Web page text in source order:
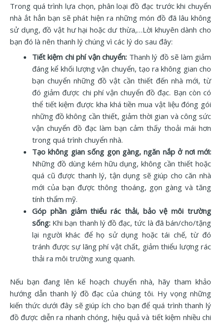
Trong quá trình lựa chọn, phân loại đồ đạc trước khi chuyển
nhà ắt hẳn bạn sẽ phát hiện ra những món đồ đã lâu không
sử dụng, đồ vật hư hại hoặc dư thừa,…Lời khuyên dành cho
bạn đó là nên thanh lý chúng vì các lý do sau đây:
Tiết kiệm chi phí vận chuyển: Thanh lý đồ sẽ làm giảm
đáng kể khối lượng vận chuyển, tạo ra không gian cho
bạn chuyển những đồ vật cần thiết đến nhà mới, từ
đó giảm được chi phí vận chuyển đồ đạc. Bạn còn có
thể tiết kiệm được kha khá tiền mua vật liệu đóng gói
những đồ không cần thiết, giảm thời gian và công sức
vận chuyển đồ đạc làm bạn cảm thấy thoải mái hơn
trong quá trình chuyển nhà.
Tạo không gian sống gọn gàng, ngăn nắp ở nơi mới:
Những đồ dùng kém hữu dụng, không cần thiết hoặc
quá cũ được thanh lý, tận dụng sẽ giúp cho căn nhà
mới của bạn được thông thoáng, gọn gàng và tăng
tính thẩm mỹ.
Góp phần giảm thiểu rác thải, bảo vệ môi trường
sống: Khi bạn thanh lý đồ đạc, tức là đã bán/cho/tặng
lại người khác để họ sử dụng hoặc tái chế, từ đó
tránh được sự lãng phí vật chất, giảm thiểu lượng rác
thải ra môi trường xung quanh.
Nếu bạn đang lên kế hoạch chuyển nhà, hãy tham khảo
hướng dẫn thanh lý đồ đạc của chúng tôi. Hy vọng những
kiến thức dưới đây sẽ giúp ích cho bạn để quá trình thanh lý
đồ được diễn ra nhanh chóng, hiệu quả và tiết kiệm nhiều chi